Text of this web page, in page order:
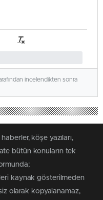
incelendikten sonra
köşe yazıları,
bütün konuların tek
kaynak gösterilmeden
olarak kopyalanamaz,